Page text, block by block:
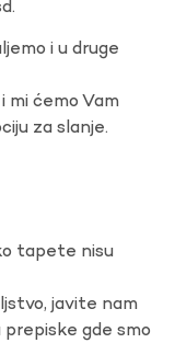
i u druge
mi ćemo Vam
za slanje.
tapete nisu
javite nam
gde smo